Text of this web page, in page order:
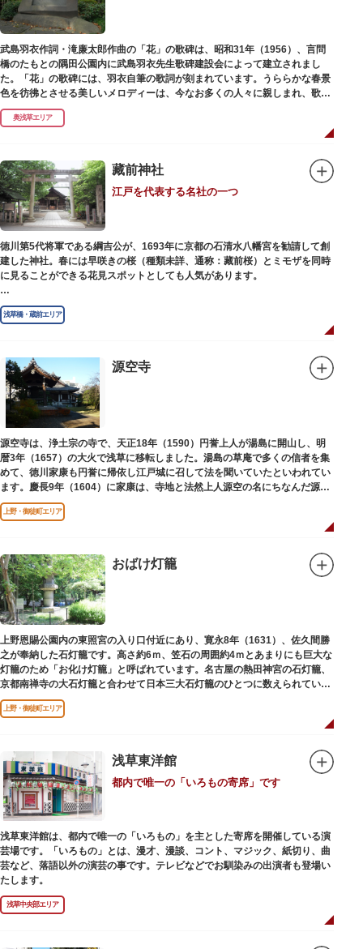
武島羽衣作詞・滝廉太郎作曲の「花」の歌碑は、昭和31年（1956）、言問
橋のたもとの隅田公園内に武島羽衣先生歌碑建設会によって建立されまし
た。「花」の歌碑には、羽衣自筆の歌詞が刻まれています。うららかな春景
色を彷彿とさせる美しいメロディーは、今なお多くの人々に親しまれ、歌い
つがれています。
奥浅草エリア
藏前神社
江戸を代表する名社の一つ
徳川第5代将軍である綱吉公が、1693年に京都の石清水八幡宮を勧請して創
建した神社。春には早咲きの桜（種類未詳、通称：藏前桜）とミモザを同時
に見ることができる花見スポットとしても人気があります。
江戸時代には勧進大相撲の開催地としても知られ、3大強豪力士の谷風、小
野川、雷電などの名力士による幾多の名勝負が繰り広げられ大いに賑わいを
見せました。また、御神輿は昭和の名工・志布景彩（しふけいさい）による
創建当初の社号は「石清水八幡宮」でしたが、1951年に「藏前神社」へと改
称しました。江戸城鬼門除の守護神ならびに徳川将軍家祈願所の一社として
尊崇され、社地は200石の朱印地を賜り、江戸を代表する名社のひとつに数
えられています。赤穂義士討ち入りの成功祈願や、落語の演目にある「元
犬」ゆかりの神社としても知られるパワースポットです。
浅草橋・蔵前エリア
源空寺
源空寺は、浄土宗の寺で、天正18年（1590）円誉上人が湯島に開山し、明
暦3年（1657）の大火で浅草に移転しました。湯島の草庵で多くの信者を集
めて、徳川家康も円誉に帰依し江戸城に召して法を聞いていたといわれてい
ます。慶長9年（1604）に家康は、寺地と法然上人源空の名にちなんだ源空
寺の号を円誉に与えました。
上野・御徒町エリア
おばけ灯籠
上野恩賜公園内の東照宮の入り口付近にあり、寛永8年（1631）、佐久間勝
之が奉納した石灯籠です。高さ約6ｍ、笠石の周囲約4ｍとあまりにも巨大な
灯籠のため「お化け灯籠」と呼ばれています。名古屋の熱田神宮の石灯籠、
京都南禅寺の大石灯籠と合わせて日本三大石灯籠のひとつに数えられていま
す。
上野・御徒町エリア
浅草東洋館
都内で唯一の「いろもの寄席」です
浅草東洋館は、都内で唯一の「いろもの」を主とした寄席を開催している演
芸場です。「いろもの」とは、漫才、漫談、コント、マジック、紙切り、曲
芸など、落語以外の演芸の事です。テレビなどでお馴染みの出演者も登場い
たします。
浅草中央部エリア